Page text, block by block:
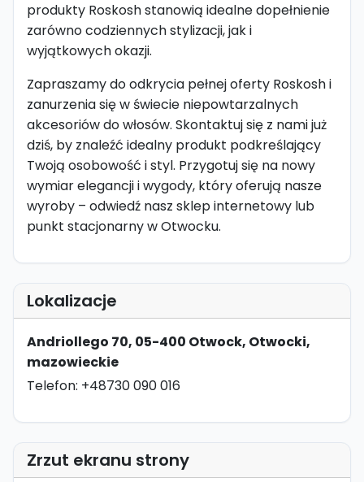
produkty Roskosh stanowią idealne dopełnienie
zarówno codziennych stylizacji, jak i
wyjątkowych okazji.
Zapraszamy do odkrycia pełnej oferty Roskosh i
zanurzenia się w świecie niepowtarzalnych
akcesoriów do włosów. Skontaktuj się z nami już
dziś, by znaleźć idealny produkt podkreślający
Twoją osobowość i styl. Przygotuj się na nowy
wymiar elegancji i wygody, który oferują nasze
wyroby – odwiedź nasz sklep internetowy lub
punkt stacjonarny w Otwocku.
Lokalizacje
Andriollego 70, 05-400 Otwock, Otwocki,
mazowieckie
Telefon: +48730 090 016
Zrzut ekranu strony